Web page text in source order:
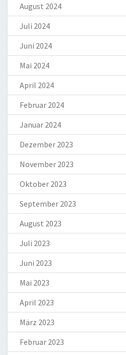
August 2024
Juli 2024
Juni 2024
Mai 2024
April 2024
Februar 2024
Januar 2024
Dezember 2023
November 2023
Oktober 2023
September 2023
August 2023
Juli 2023
Juni 2023
Mai 2023
April 2023
März 2023
Februar 2023